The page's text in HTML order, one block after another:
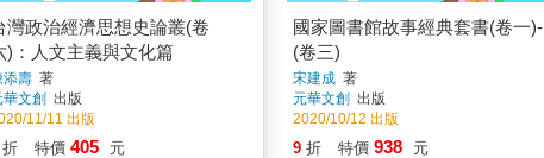
灣政治經濟思想史論叢(卷
)：人文主義與文化篇
添壽 著
華文創 出版
11/11 出版
折 特價 405 元
國家圖書館故事經典套書(卷一)-
(卷三)
宋建成著
元華文創 出版
2020/10/12 出版
9 折 特價 938 元